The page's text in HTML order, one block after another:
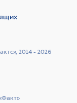
2014 - 2026